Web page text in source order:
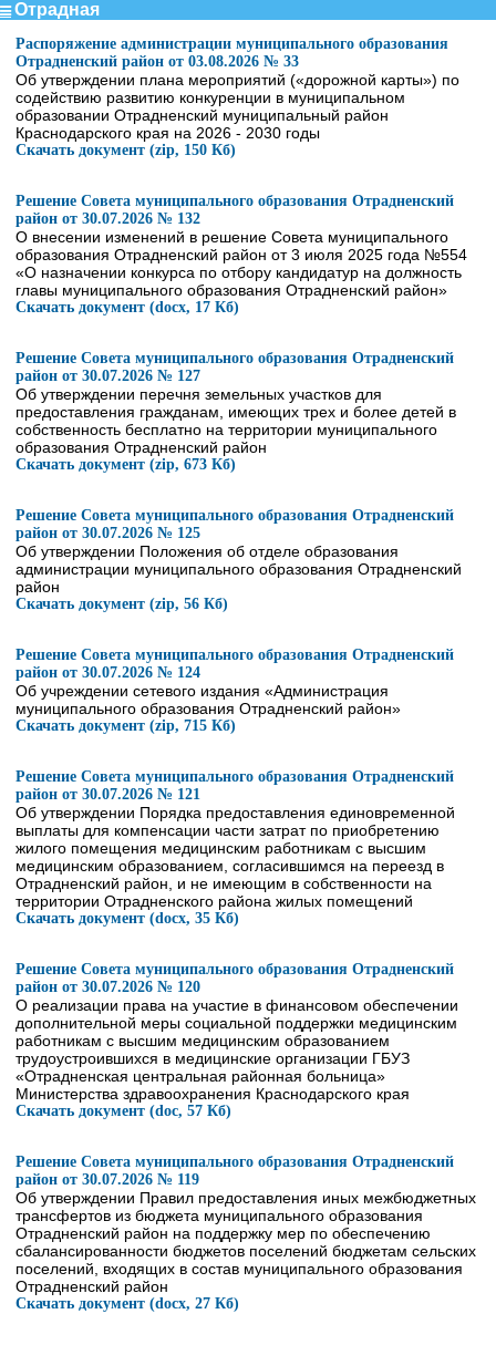
Отрадная
Распоряжение администрации муниципального образования
Отрадненский район от 03.08.2026 № 33
Об утверждении плана мероприятий («дорожной карты») по
содействию развитию конкуренции в муниципальном
образовании Отрадненский муниципальный район
Краснодарского края на 2026 - 2030 годы
Скачать документ (zip, 150 Кб)
Решение Совета муниципального образования Отрадненский
район от 30.07.2026 № 132
О внесении изменений в решение Совета муниципального
образования Отрадненский район от 3 июля 2025 года №554
«О назначении конкурса по отбору кандидатур на должность
главы муниципального образования Отрадненский район»
Скачать документ (docx, 17 Кб)
Решение Совета муниципального образования Отрадненский
район от 30.07.2026 № 127
Об утверждении перечня земельных участков для
предоставления гражданам, имеющих трех и более детей в
собственность бесплатно на территории муниципального
образования Отрадненский район
Скачать документ (zip, 673 Кб)
Решение Совета муниципального образования Отрадненский
район от 30.07.2026 № 125
Об утверждении Положения об отделе образования
администрации муниципального образования Отрадненский
район
Скачать документ (zip, 56 Кб)
Решение Совета муниципального образования Отрадненский
район от 30.07.2026 № 124
Об учреждении сетевого издания «Администрация
муниципального образования Отрадненский район»
Скачать документ (zip, 715 Кб)
Решение Совета муниципального образования Отрадненский
район от 30.07.2026 № 121
Об утверждении Порядка предоставления единовременной
выплаты для компенсации части затрат по приобретению
жилого помещения медицинским работникам с высшим
медицинским образованием, согласившимся на переезд в
Отрадненский район, и не имеющим в собственности на
территории Отрадненского района жилых помещений
Скачать документ (docx, 35 Кб)
Решение Совета муниципального образования Отрадненский
район от 30.07.2026 № 120
О реализации права на участие в финансовом обеспечении
дополнительной меры социальной поддержки медицинским
работникам с высшим медицинским образованием
трудоустроившихся в медицинские организации ГБУЗ
«Отрадненская центральная районная больница»
Министерства здравоохранения Краснодарского края
Скачать документ (doc, 57 Кб)
Решение Совета муниципального образования Отрадненский
район от 30.07.2026 № 119
Об утверждении Правил предоставления иных межбюджетных
трансфертов из бюджета муниципального образования
Отрадненский район на поддержку мер по обеспечению
сбалансированности бюджетов поселений бюджетам сельских
поселений, входящих в состав муниципального образования
Отрадненский район
Скачать документ (docx, 27 Кб)